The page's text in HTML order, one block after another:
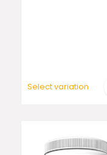
Select variation